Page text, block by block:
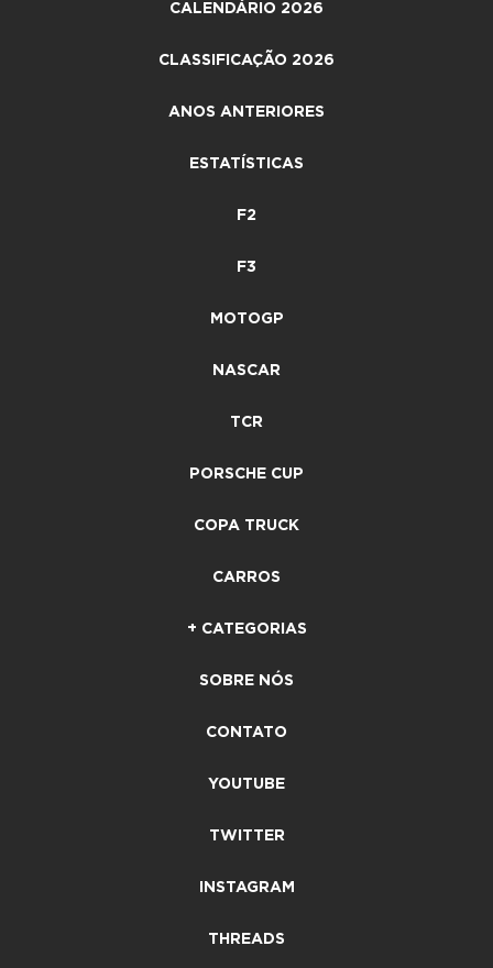
CALENDÁRIO 2026
CLASSIFICAÇÃO 2026
ANOS ANTERIORES
ESTATÍSTICAS
F2
F3
MOTOGP
NASCAR
TCR
PORSCHE CUP
COPA TRUCK
CARROS
+ CATEGORIAS
SOBRE NÓS
CONTATO
YOUTUBE
TWITTER
INSTAGRAM
THREADS